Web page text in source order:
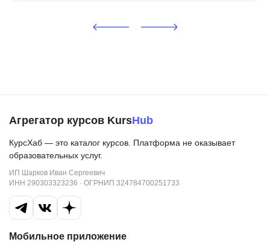
Агрегатор курсов KursHub
КурсХаб — это каталог курсов. Платформа не оказывает
образовательных услуг.
ИП Шарков Иван Сергеевич
ИНН 290303323236 · ОГРНИП 324784700251733
Мобильное приложение